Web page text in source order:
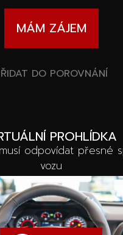
MÁM ZÁJEM
DO POROVNÁNÍ
PROHLÍDKA
odpovídat přesné
vozu